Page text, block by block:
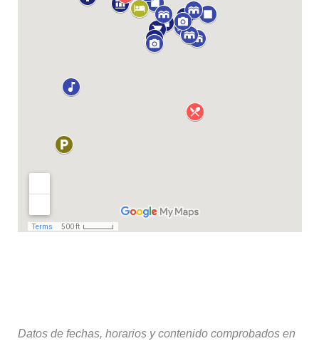
Datos de fechas, horarios y contenido comprobados en